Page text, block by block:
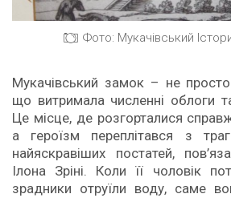
Фото: Мукачівський
Мукачівський замок – не
що витримала численні облоги
Це місце, де розгорталися
а героїзм переплітався з
найяскравіших постатей,
Ілона Зріні. Коли її чоловік
зрадники отруїли воду, саме